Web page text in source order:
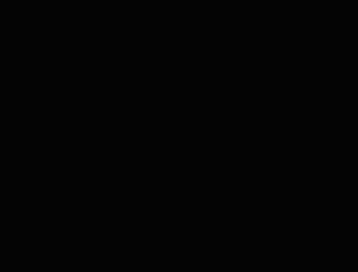
конечную стоимость с учётом
доставку.
часть курьеру.